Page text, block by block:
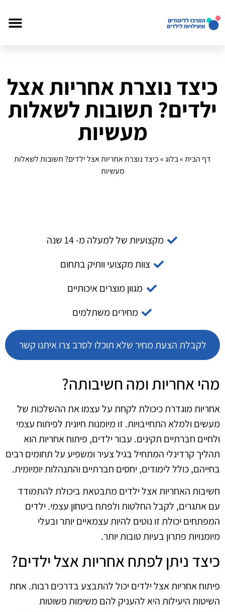
כיצד נוצרת אחריות אצל
ילדים? תשובות לשאלות
מעשיות
דף הבית»בלוג»כיצד נוצרת אחריות אצל ילדים? תשובות לשאלות
מעשיות
מקצועיות של למעלה מ- 14 שנה
צוות מקצועי וותיק בתחום
מגוון מוצרים איכותיים
מחירים משתלמים
לקבלת הצעת מחיר שלא תוכלו לסרב צרו איתנו קשר
מהי אחריות ומה חשיבותה?
אחריות מוגדרת כיכולת לקחת על עצמו את ההשלכות של
מעשים ולמלא התחייבויות. זו מיומנות חיונית לפיתוח עצמי
ולחיים חברתיים תקינים. עבור ילדים, פיתוח אחריות הוא
תהליך קרדינלי המתחיל בגיל צעיר ומשפיע על תחומים רבים
בחייהם, כולל לימודים, יחסים חברתיים והתנהלות יומיומית.
חשיבות האחריות אצל ילדים מתבטאת ביכולת להתמודד
עם אתגרים, לקבל החלטות ולפתח ביטחון עצמי. ילדים
המפתחים יכולת זו נוטים להיות עצמאיים יותר ובעלי
מיומנויות פתרון בעיות טובות יותר.
כיצד ניתן לפתח אחריות אצל ילדים?
פיתוח אחריות אצל ילדים יכול להתבצע בדרכים רבות. אחת
השיטות היעילות היא להעניק להם משימות פשוטות